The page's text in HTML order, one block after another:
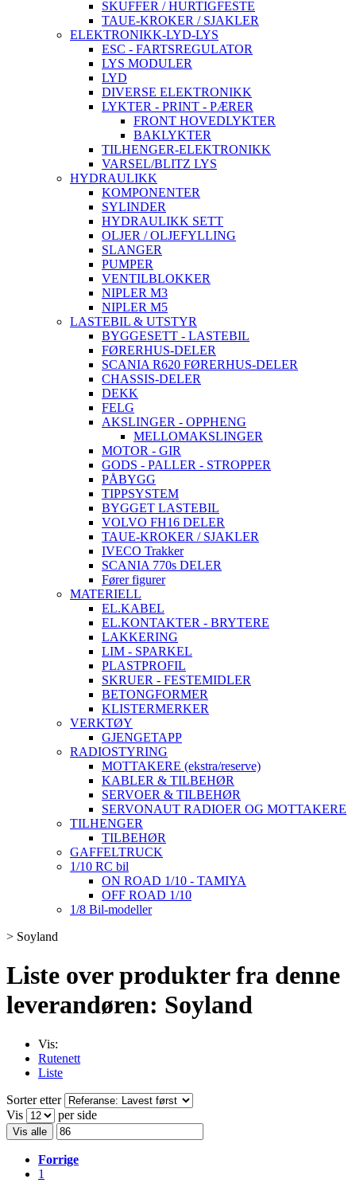
SKUFFER / HURTIGFESTE
TAUE-KROKER / SJAKLER
ELEKTRONIKK-LYD-LYS
ESC - FARTSREGULATOR
LYS MODULER
LYD
DIVERSE ELEKTRONIKK
LYKTER - PRINT - PÆRER
FRONT HOVEDLYKTER
BAKLYKTER
TILHENGER-ELEKTRONIKK
VARSEL/BLITZ LYS
HYDRAULIKK
KOMPONENTER
SYLINDER
HYDRAULIKK SETT
OLJER / OLJEFYLLING
SLANGER
PUMPER
VENTILBLOKKER
NIPLER M3
NIPLER M5
LASTEBIL & UTSTYR
BYGGESETT - LASTEBIL
FØRERHUS-DELER
SCANIA R620 FØRERHUS-DELER
CHASSIS-DELER
DEKK
FELG
AKSLINGER - OPPHENG
MELLOMAKSLINGER
MOTOR - GIR
GODS - PALLER - STROPPER
PÅBYGG
TIPPSYSTEM
BYGGET LASTEBIL
VOLVO FH16 DELER
TAUE-KROKER / SJAKLER
IVECO Trakker
SCANIA 770s DELER
Fører figurer
MATERIELL
EL.KABEL
EL.KONTAKTER - BRYTERE
LAKKERING
LIM - SPARKEL
PLASTPROFIL
SKRUER - FESTEMIDLER
BETONGFORMER
KLISTERMERKER
VERKTØY
GJENGETAPP
RADIOSTYRING
MOTTAKERE (ekstra/reserve)
KABLER & TILBEHØR
SERVOER & TILBEHØR
SERVONAUT RADIOER OG MOTTAKERE
TILHENGER
TILBEHØR
GAFFELTRUCK
1/10 RC bil
ON ROAD 1/10 - TAMIYA
OFF ROAD 1/10
1/8 Bil-modeller
> Soyland
Liste over produkter fra denne
leverandøren: Soyland
Vis:
Rutenett
Liste
Sorter etter
Vis
per side
Vis alle
Forrige
1